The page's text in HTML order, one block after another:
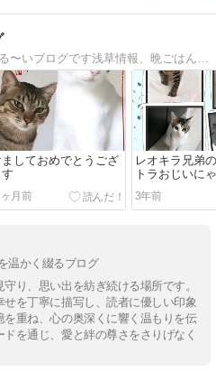
しておめでとうござ
月前
レオキラ兄弟
トラおじいに
の命日とこっ
3年前
温かく綴るブログ
り、思い出を紡ぎ続ける場所です。
を丁寧に描写し、読者に優しい印象
重ね、心の奥深くに響く温もりを伝
を通じ、愛と絆の尊さをさりげなく